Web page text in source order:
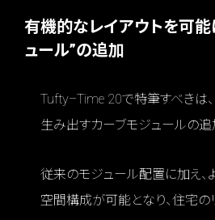
有機的なレイアウトを可能
ュール”の追加
Tufty–Time 20で特筆すべきは
生み出すカーブモジュールの追
従来のモジュール配置に加え、
空間構成が可能となり、住宅の